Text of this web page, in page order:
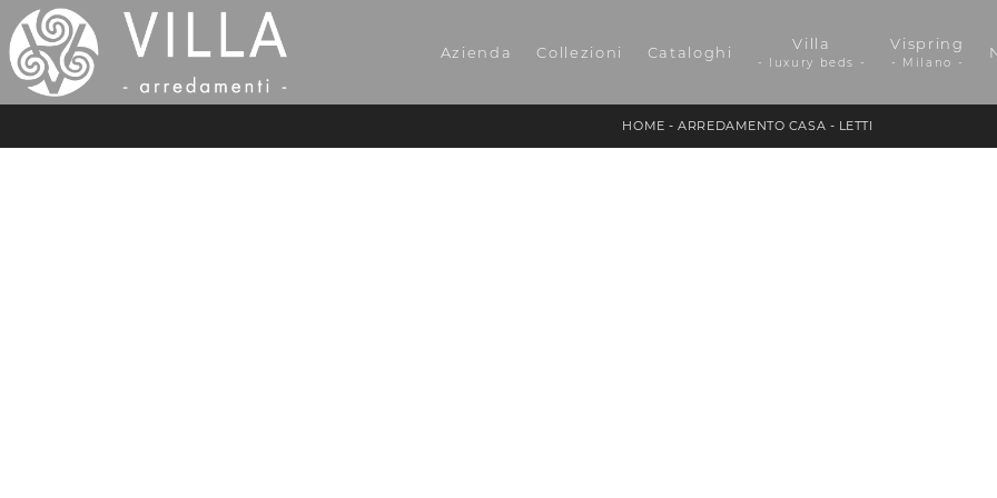
Azienda Collezioni Cataloghi Villa
- luxury beds -
Vispring
- Milano -
HOME -ARREDAMENTO CASA - LETTI